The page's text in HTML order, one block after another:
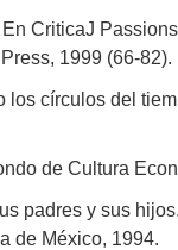
CriticaJ
1999 (66-82).
los círculos del
de Cultura
padres y sus
de México, 1994.